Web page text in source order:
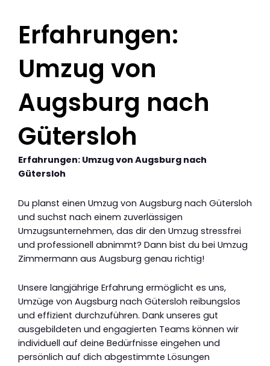
Erfahrungen:
Umzug von
Augsburg nach
Gütersloh
Erfahrungen: Umzug von Augsburg nach
Gütersloh
Du planst einen Umzug von Augsburg nach Gütersloh
und suchst nach einem zuverlässigen
Umzugsunternehmen, das dir den Umzug stressfrei
und professionell abnimmt? Dann bist du bei Umzug
Zimmermann aus Augsburg genau richtig!
Unsere langjährige Erfahrung ermöglicht es uns,
Umzüge von Augsburg nach Gütersloh reibungslos
und effizient durchzuführen. Dank unseres gut
ausgebildeten und engagierten Teams können wir
individuell auf deine Bedürfnisse eingehen und
persönlich auf dich abgestimmte Lösungen